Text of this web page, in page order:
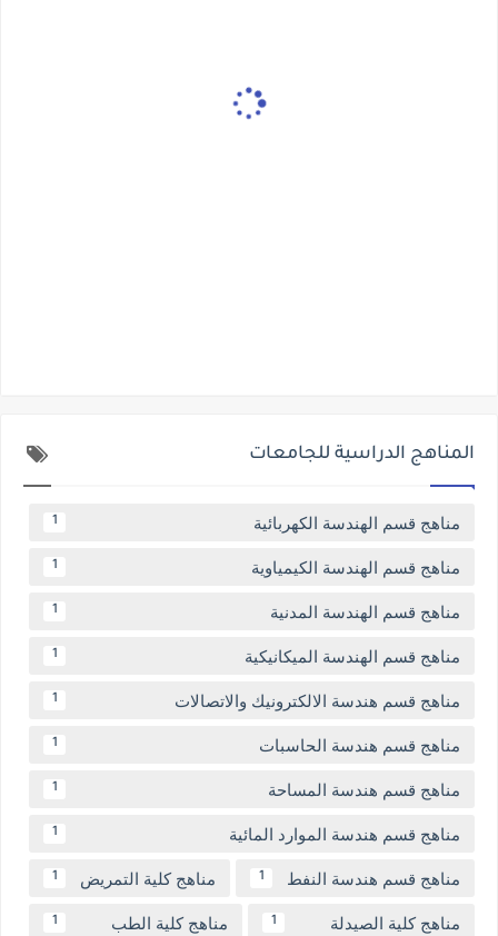
المناهج الدراسية للجامعات
مناهج قسم الهندسة الكهربائية 1
مناهج قسم الهندسة الكيمياوية 1
مناهج قسم الهندسة المدنية 1
مناهج قسم الهندسة الميكانيكية 1
مناهج قسم هندسة الالكترونيك والاتصالات 1
مناهج قسم هندسة الحاسبات 1
مناهج قسم هندسة المساحة 1
مناهج قسم هندسة الموارد المائية 1
مناهج قسم هندسة النفط 1 مناهج كلية التمريض 1
مناهج كلية الصيدلة 1 مناهج كلية الطب 1